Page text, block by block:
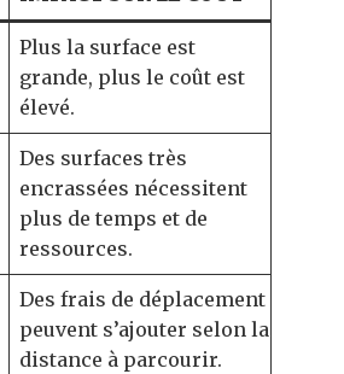
Plus la surface est
grande, plus le coût est
élevé.
Des surfaces très
encrassées nécessitent
plus de temps et de
ressources.
Des frais de déplacement
peuvent s’ajouter selon la
distance à parcourir.